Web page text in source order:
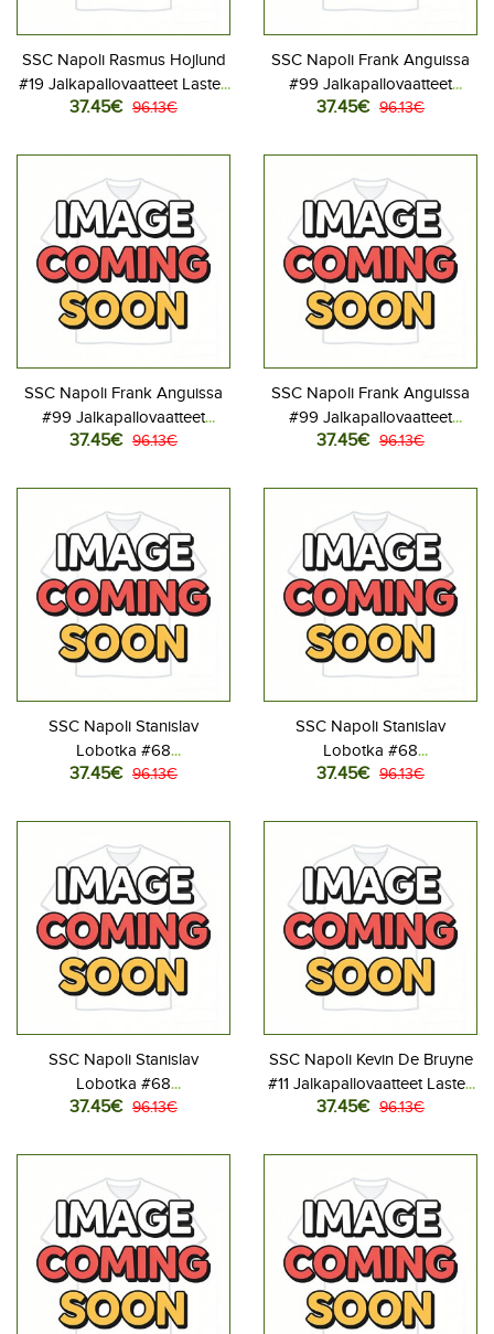
SSC Napoli Rasmus Hojlund
#19 Jalkapallovaatteet Lasten
Kolmas peliasu 2025-26
housut)
37.45€ 96.13€
SSC Napoli Frank Anguissa
#99 Jalkapallovaatteet
Lasten Kotipeliasu 2025-26
housut)
37.45€ 96.13€
SSC Napoli Frank Anguissa
#99 Jalkapallovaatteet
Lasten Vieraspeliasu 2025-
housut)
37.45€ 96.13€
SSC Napoli Frank Anguissa
#99 Jalkapallovaatteet
Lasten Kolmas peliasu 2025-
housut)
37.45€ 96.13€
SSC Napoli Stanislav
Lobotka #68
Jalkapallovaatteet Lasten
Lyhythihainen (+ Lyhyet
housut)
37.45€ 96.13€
SSC Napoli Stanislav
Lobotka #68
Jalkapallovaatteet Lasten
Lyhythihainen (+ Lyhyet
housut)
37.45€ 96.13€
SSC Napoli Stanislav
Lobotka #68
Jalkapallovaatteet Lasten
Lyhythihainen (+ Lyhyet
housut)
37.45€ 96.13€
SSC Napoli Kevin De Bruyne
#11 Jalkapallovaatteet Lasten
Kotipeliasu 2025-26
housut)
37.45€ 96.13€